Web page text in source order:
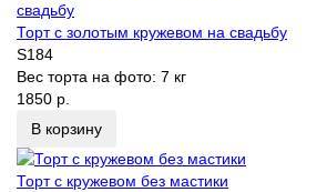
Торт с золотым кружевом на свадьбу
S184
Вес торта на фото: 7 кг
1850 р.
В корзину
Торт с кружевом без мастики